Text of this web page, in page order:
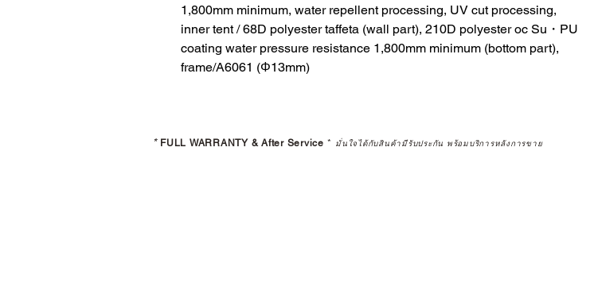
1,800mm minimum, water repellent processing, UV cut processing,
inner tent / 68D polyester taffeta (wall part), 210D polyester oc Su・PU
coating water pressure resistance 1,800mm minimum (bottom part),
frame/A6061 (Φ13mm)
* FULL WARRANTY & After Service * มั่นใจได้กับสินค้ามีรับประกัน พร้อมบริการหลังการขาย